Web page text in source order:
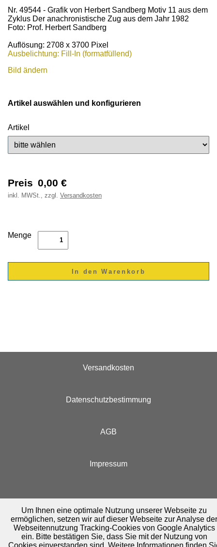
Nr. 49544 - Grafik von Herbert Sandberg Motiv 11 aus dem
Zyklus Der anachronistische Zug aus dem Jahr 1982
Foto: Prof. Herbert Sandberg
Auflösung: 2708 x 3700 Pixel
Ausbelichtung: Fill-In (formatfüllend)
Bild ändern
Artikel auswählen und konfigurieren
Artikel
Preis 0,00 €
inkl. MWSt., zzgl. Versandkosten
Menge
Versandkosten
Datenschutzbestimmung
AGB
Impressum
Um Ihnen eine optimale Nutzung unserer Webseite zu
ermöglichen, setzen wir auf dieser Webseite zur Analyse
Webseitennutzung Tracking-Cookies von Google Analytics
ein. Bitte bestätigen Sie, dass Sie mit der Nutzung von
Cookies einverstanden sind. Weitere Informationen finden